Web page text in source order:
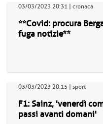
03/03/2023 20:31 | cronaca
**Covid: procura
fuga notizie**
03/03/2023 20:15 | sport
F1: Sainz, 'venerdì
passi avanti domani'